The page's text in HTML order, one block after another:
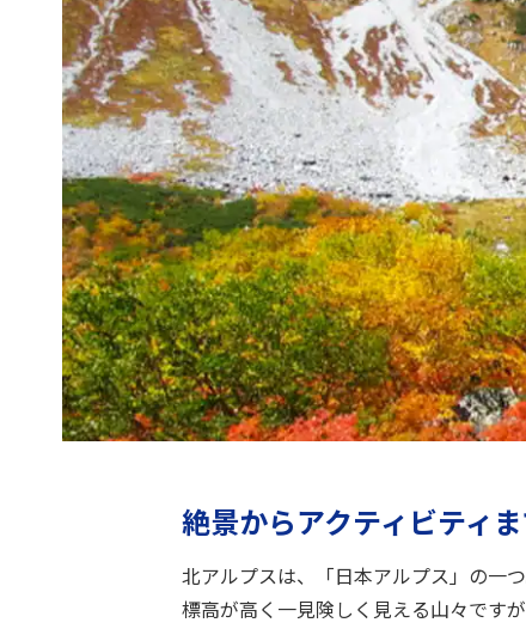
絶景からアクティビティ
北アルプスは、「日本アルプス」の一
標高が高く一見険しく見える山々です